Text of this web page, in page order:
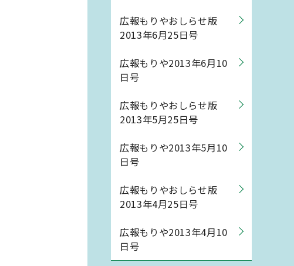
広報もりやおしらせ版
2013年6月25日号
広報もりや2013年6月10
日号
広報もりやおしらせ版
2013年5月25日号
広報もりや2013年5月10
日号
広報もりやおしらせ版
2013年4月25日号
広報もりや2013年4月10
日号